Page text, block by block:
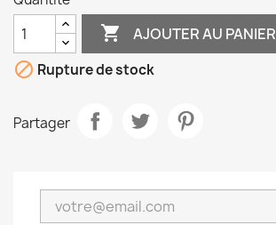
 AJOUTER AU PANIER
 Rupture de stock
Partager